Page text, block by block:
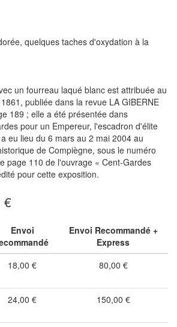
quelques taches d'oxydation à la
un fourreau laqué blanc est attribuée au
publiée dans la revue LA GIBERNE
189 ; elle a été présentée dans
pour un Empereur, l'escadron d'élite
eu lieu du 6 mars au 2 mai 2004 au
de Compiègne, sous le numéro
page 110 de l'ouvrage « Cent-Gardes
pour cette exposition.
€
Envoi
Envoi Recommandé +
Express
18,00 € 80,00 €
24,00 € 150,00 €